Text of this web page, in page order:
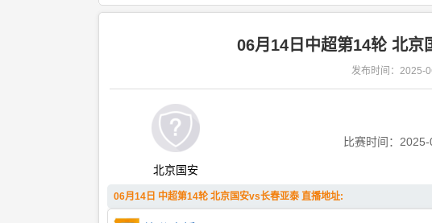
06月14日中超第14轮 北
发布时间：2025-
北京国安
比赛时间：
06月14日 中超第14轮 北京国安vs长春亚泰 直播地址: